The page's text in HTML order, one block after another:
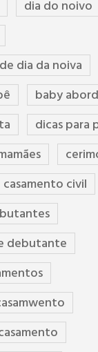
dia do noivo
dia da noiva
baby
dicas para
casamento civil
debutante